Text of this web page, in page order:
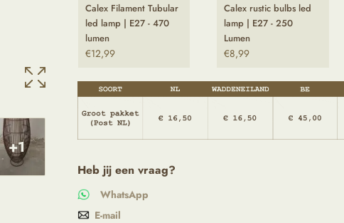
+1
Calex Filament Tubular
led lamp | E27 - 470
lumen
€12,99
Calex rustic bulbs led
lamp | E27 - 250
Lumen
€8,99
Heb jij een vraag?
WhatsApp
E-mail